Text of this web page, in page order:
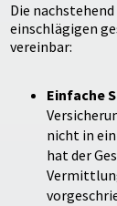
Die
einschlägigen
vereinbar:
Einfache
nicht in
hat der